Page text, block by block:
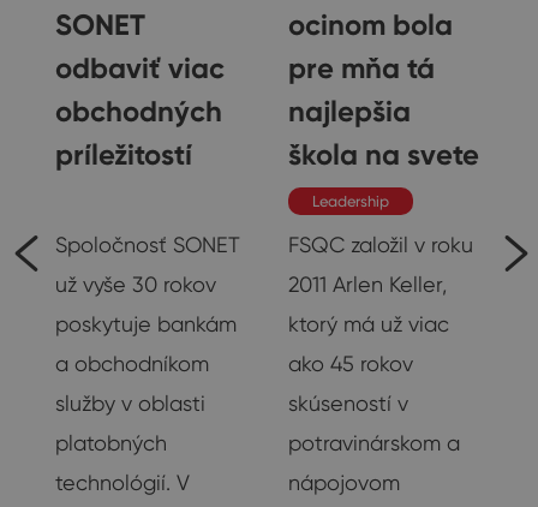
SONET
odbaviť viac
obchodných
príležitostí
Spoločnosť SONET
už vyše 30 rokov
poskytuje bankám
a obchodníkom
služby v oblasti
platobných
technológií. V
ocinom bola
pre mňa tá
najlepšia
škola na svete
Leadership
FSQC založil v roku
2011 Arlen Keller,
ktorý má už viac
ako 45 rokov
skúseností v
potravinárskom a
nápojovom